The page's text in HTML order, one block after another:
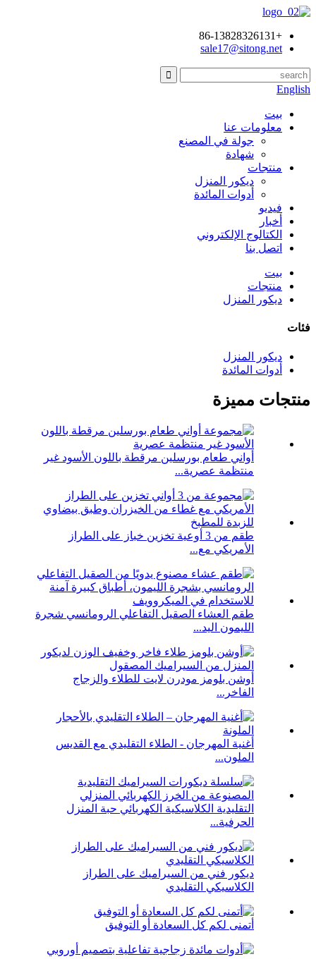
+86-13828326131
sale17@sitong.net
English
بيت
معلومات عنا
جولة في المصنع
شهادة
منتجات
ديكور المنزل
أدوات المائدة
فيديو
أخبار
الكتالوج الإلكتروني
اتصل بنا
بيت
منتجات
ديكور المنزل
فئات
ديكور المنزل
أدوات المائدة
منتجات مميزة
أواني طعام بورسلين مرقطة باللون الأسود غير
منتظمة عصرية...
طقم من 3 أوعية تخزين خباز على الطراز
الأمريكي مع...
طقم العشاء الصقيل التفاعلي الرومانسي شجرة
الليمون اليد...
أوشن بلومز مودرن لايت للطلاء والزجاج
الفاخر...
أغنية المهرجان - الطلاء التقليدي مع القديس
الملون...
التقليدية الكلاسيكية الكهربائي حبة المنزل
الحرفية...
ديكور فني من السيراميك على الطراز
الكلاسيكي التقليدي
أتمنى لكم كل السعادة أو التوفيق